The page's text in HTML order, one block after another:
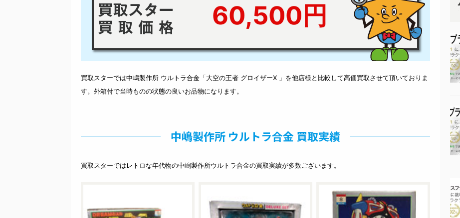
60,500円
買取スターでは中嶋製作所 ウルトラ合金「大空の王者 グロイザーX 」を他店様と比較して高価買取させて頂いておりま
す。外箱付で当時ものの状態の良いお品物になります。
中嶋製作所 ウルトラ合金 買取実績
買取スターではレトロな年代物の中嶋製作所ウルトラ合金の買取実績が多数ございます。